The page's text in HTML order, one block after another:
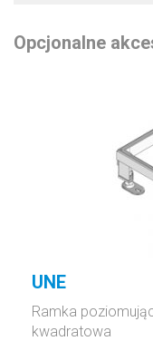
Opcjonalne
UNE
Ramka
kwadratowa